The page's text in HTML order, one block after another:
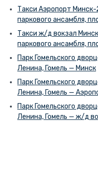
Такси Аэропорт
паркового ансамбля,
Такси ж/д вокзал
паркового ансамбля,
Парк Гомельского
Ленина, Гомель — Минск
Парк Гомельского
Ленина, Гомель —
Парк Гомельского
Ленина, Гомель — ж/д